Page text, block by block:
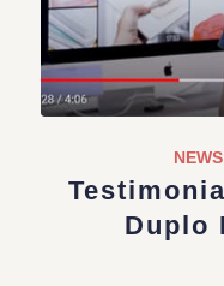
NEWS
Duplo